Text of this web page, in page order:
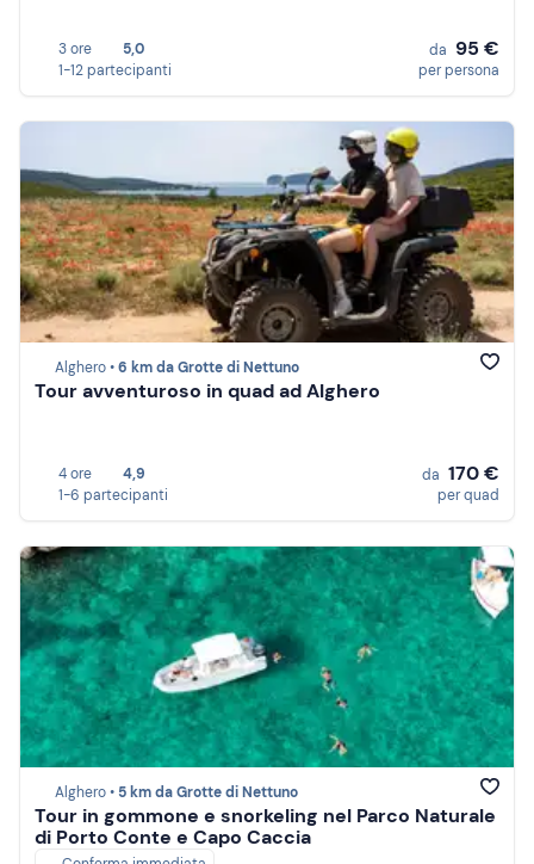
3 ore
5,0
1-12 partecipanti
da 95 €
per persona
Alghero •6 km da Grotte di Nettuno
Tour avventuroso in quad ad Alghero
4 ore
4,9
1-6 partecipanti
da 170 €
per quad
Alghero • 5 km da Grotte di Nettuno
Tour in gommone e snorkeling nel Parco Naturale
di Porto Conte e Capo Caccia